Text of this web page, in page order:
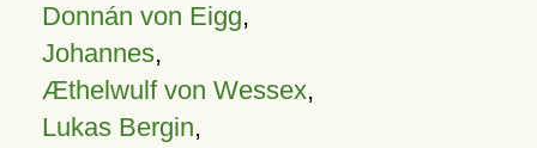
Donnán von Eigg,
Johannes,
Æthelwulf von Wessex,
Lukas Bergin,